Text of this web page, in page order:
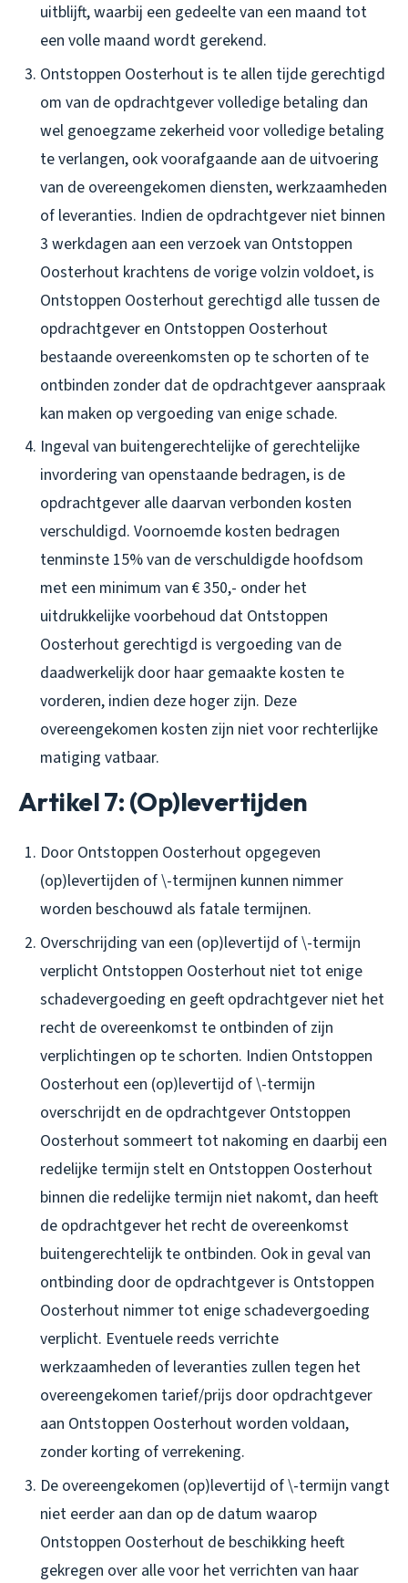
uitblijft, waarbij een gedeelte van een maand tot
een volle maand wordt gerekend.
Ontstoppen Oosterhout is te allen tijde gerechtigd
om van de opdrachtgever volledige betaling dan
wel genoegzame zekerheid voor volledige betaling
te verlangen, ook voorafgaande aan de uitvoering
van de overeengekomen diensten, werkzaamheden
of leveranties. Indien de opdrachtgever niet binnen
3 werkdagen aan een verzoek van Ontstoppen
Oosterhout krachtens de vorige volzin voldoet, is
Ontstoppen Oosterhout gerechtigd alle tussen de
opdrachtgever en Ontstoppen Oosterhout
bestaande overeenkomsten op te schorten of te
ontbinden zonder dat de opdrachtgever aanspraak
kan maken op vergoeding van enige schade.
Ingeval van buitengerechtelijke of gerechtelijke
invordering van openstaande bedragen, is de
opdrachtgever alle daarvan verbonden kosten
verschuldigd. Voornoemde kosten bedragen
tenminste 15% van de verschuldigde hoofdsom
met een minimum van € 350,- onder het
uitdrukkelijke voorbehoud dat Ontstoppen
Oosterhout gerechtigd is vergoeding van de
daadwerkelijk door haar gemaakte kosten te
vorderen, indien deze hoger zijn. Deze
overeengekomen kosten zijn niet voor rechterlijke
matiging vatbaar.
Artikel 7: (Op)levertijden
Door Ontstoppen Oosterhout opgegeven
(op)levertijden of \-termijnen kunnen nimmer
worden beschouwd als fatale termijnen.
Overschrijding van een (op)levertijd of \-termijn
verplicht Ontstoppen Oosterhout niet tot enige
schadevergoeding en geeft opdrachtgever niet het
recht de overeenkomst te ontbinden of zijn
verplichtingen op te schorten. Indien Ontstoppen
Oosterhout een (op)levertijd of \-termijn
overschrijdt en de opdrachtgever Ontstoppen
Oosterhout sommeert tot nakoming en daarbij een
redelijke termijn stelt en Ontstoppen Oosterhout
binnen die redelijke termijn niet nakomt, dan heeft
de opdrachtgever het recht de overeenkomst
buitengerechtelijk te ontbinden. Ook in geval van
ontbinding door de opdrachtgever is Ontstoppen
Oosterhout nimmer tot enige schadevergoeding
verplicht. Eventuele reeds verrichte
werkzaamheden of leveranties zullen tegen het
overeengekomen tarief/prijs door opdrachtgever
aan Ontstoppen Oosterhout worden voldaan,
zonder korting of verrekening.
De overeengekomen (op)levertijd of \-termijn vangt
niet eerder aan dan op de datum waarop
Ontstoppen Oosterhout de beschikking heeft
gekregen over alle voor het verrichten van haar